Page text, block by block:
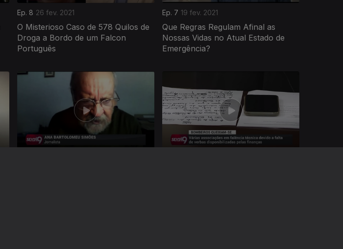
Ep. 8 26 fev. 2021
O Misterioso Caso de 578 Quilos de
Droga a Bordo de um Falcon
Português
Ep. 7 19 fev. 2021
Que Regras Regulam Afinal as
Nossas Vidas no Atual Estado de
Emergência?